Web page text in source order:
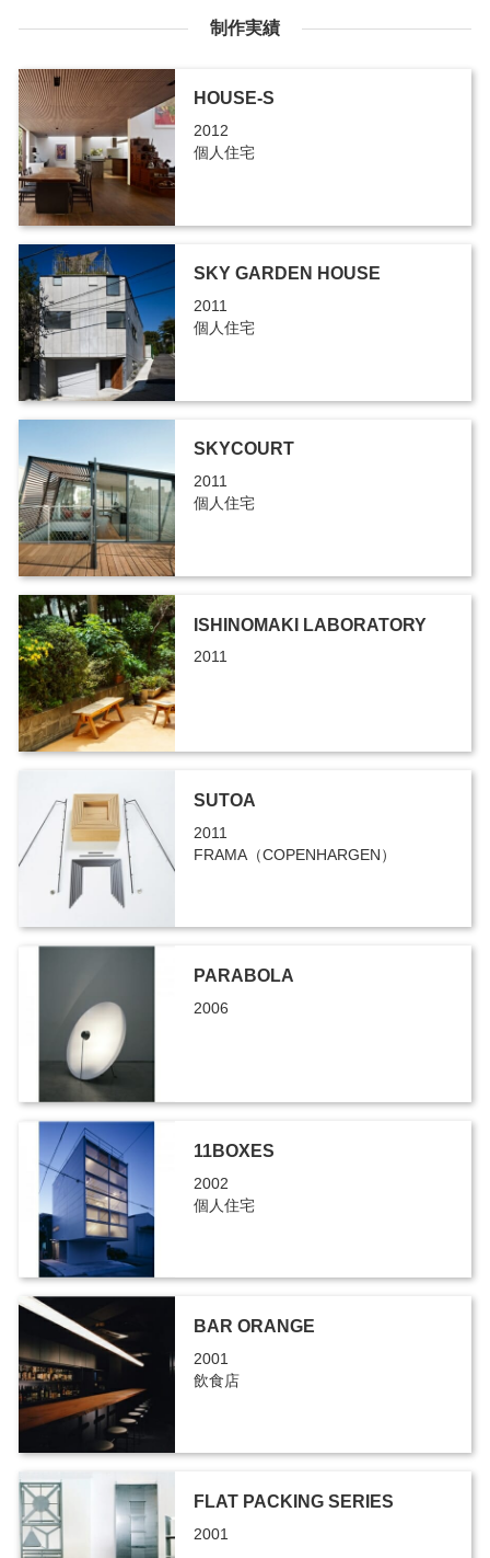
制作実績
HOUSE-S
2012
個人住宅
SKY GARDEN HOUSE
2011
個人住宅
SKYCOURT
2011
個人住宅
ISHINOMAKI LABORATORY
2011
SUTOA
2011
FRAMA（COPENHARGEN）
PARABOLA
2006
11BOXES
2002
個人住宅
BAR ORANGE
2001
飲食店
FLAT PACKING SERIES
2001